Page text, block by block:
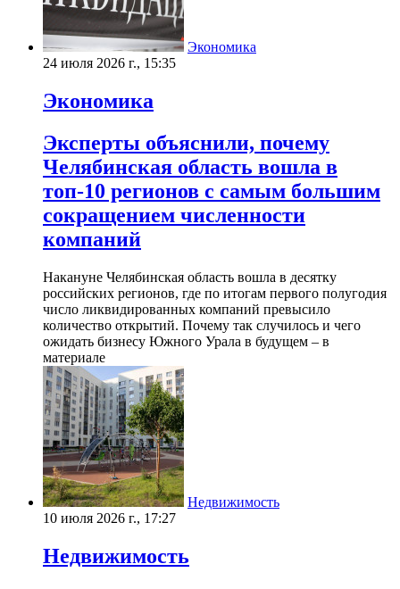
Экономика
24 июля 2026 г., 15:35
Экономика
Эксперты объяснили, почему
Челябинская область вошла в
топ-10 регионов с самым большим
сокращением численности
компаний
Накануне Челябинская область вошла в десятку
российских регионов, где по итогам первого полугодия
число ликвидированных компаний превысило
количество открытий. Почему так случилось и чего
ожидать бизнесу Южного Урала в будущем – в
материале
Недвижимость
10 июля 2026 г., 17:27
Недвижимость